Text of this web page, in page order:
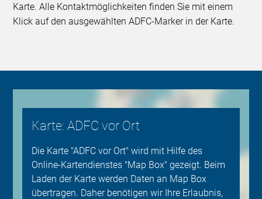
Karte. Alle Kontaktmöglichkeiten finden Sie mit einem
Klick auf den ausgewählten ADFC-Marker in der Karte.
Karte: ADFC vor Ort
Die Karte "ADFC vor Ort" wird mit Hilfe des
Online-Kartendienstes "Map Box" gezeigt. Beim
Laden der Karte werden Daten an Map Box
übertragen. Daher benötigen wir Ihre Erlaubnis,